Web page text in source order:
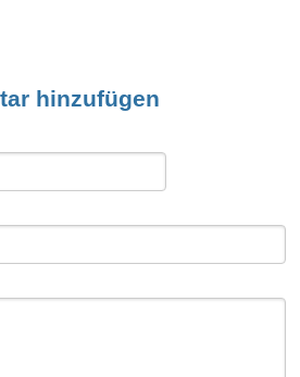
hinzufügen